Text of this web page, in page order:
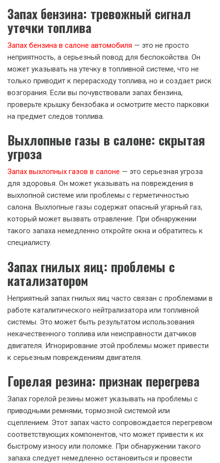
Запах бензина: тревожный сигнал
утечки топлива
Запах бензина в салоне автомобиля — это не просто
неприятность, а серьезный повод для беспокойства. Он
может указывать на утечку в топливной системе, что не
только приводит к перерасходу топлива, но и создает риск
возгорания. Если вы почувствовали запах бензина,
проверьте крышку бензобака и осмотрите место парковки
на предмет следов топлива.
Выхлопные газы в салоне: скрытая
угроза
Запах выхлопных газов в салоне — это серьезная угроза
для здоровья. Он может указывать на повреждения в
выхлопной системе или проблемы с герметичностью
салона. Выхлопные газы содержат опасный угарный газ,
который может вызвать отравление. При обнаружении
такого запаха немедленно откройте окна и обратитесь к
специалисту.
Запах гнилых яиц: проблемы с
катализатором
Неприятный запах гнилых яиц часто связан с проблемами в
работе каталитического нейтрализатора или топливной
системы. Это может быть результатом использования
некачественного топлива или неисправности датчиков
двигателя. Игнорирование этой проблемы может привести
к серьезным повреждениям двигателя.
Горелая резина: признак перегрева
Запах горелой резины может указывать на проблемы с
приводными ремнями, тормозной системой или
сцеплением. Этот запах часто сопровождается перегревом
соответствующих компонентов, что может привести к их
быстрому износу или поломке. При обнаружении такого
запаха следует немедленно остановиться и провести